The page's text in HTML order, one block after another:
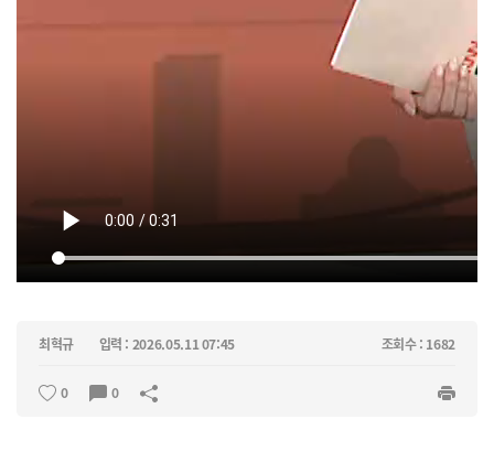
최혁규 입력 : 2026.05.11 07:45 조회수 : 1682
0 0